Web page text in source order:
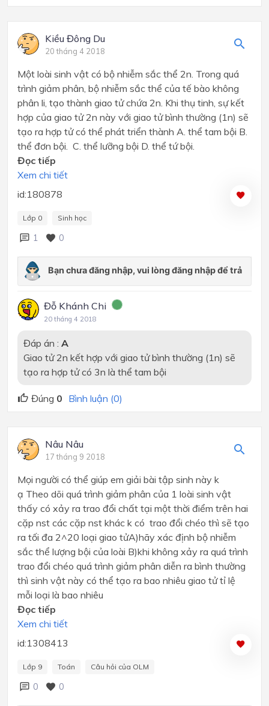
Kiều Đông Du
20 tháng 4 2018
Một loài sinh vật có bộ nhiễm sắc thể 2n. Trong quá
trình giảm phân, bộ nhiễm sắc thể của tế bào không
phân li, tạo thành giao tử chứa 2n. Khi thụ tinh, sự kết
hợp của giao tử 2n này với giao tử bình thường (1n) sẽ
tạo ra hợp tử có thể phát triển thành A. thể tam bội B.
thể đơn bội. C. thể lưỡng bội D. thể tứ bội.
Đọc tiếp
Xem chi tiết
id:180878
Lớp 0 Sinh học
1 0
Đỗ Khánh Chi
20 tháng 4 2018
Đáp án : A
Giao tử 2n kết hợp với giao tử bình thường (1n) sẽ
tạo ra hợp tử có 3n là thể tam bội
Đúng 0 Bình luận (0)
Nâu Nâu
17 tháng 9 2018
Mọi người có thể giúp em giải bài tập sinh này k
ạ Theo dõi quá trình giảm phân của 1 loài sinh vật
thấy có xảy ra trao đổi chất tại một thời điểm trên hai
cặp nst các cặp nst khác k có trao đổi chéo thì sẽ tạo
ra tối đa 2^20 loại giao tửA)hãy xác định bộ nhiễm
sắc thể lượng bội của loài B)khi không xảy ra quá trình
trao đổi chéo quá trình giảm phân diễn ra bình thường
thì sinh vật này có thể tạo ra bao nhiêu giao tử tỉ lệ
mỗi loại là bao nhiêu
Đọc tiếp
Xem chi tiết
id:1308413
Lớp 9 Toán Câu hỏi của OLM
0 0